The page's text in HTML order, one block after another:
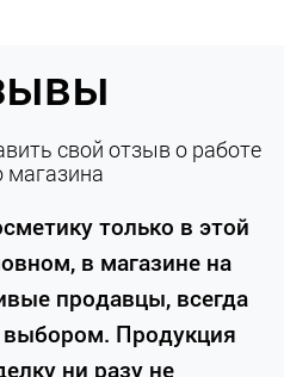
свой отзыв о работе
магазина
только в этой
в магазине на
продавцы, всегда
выбором. Продукция
ни разу не